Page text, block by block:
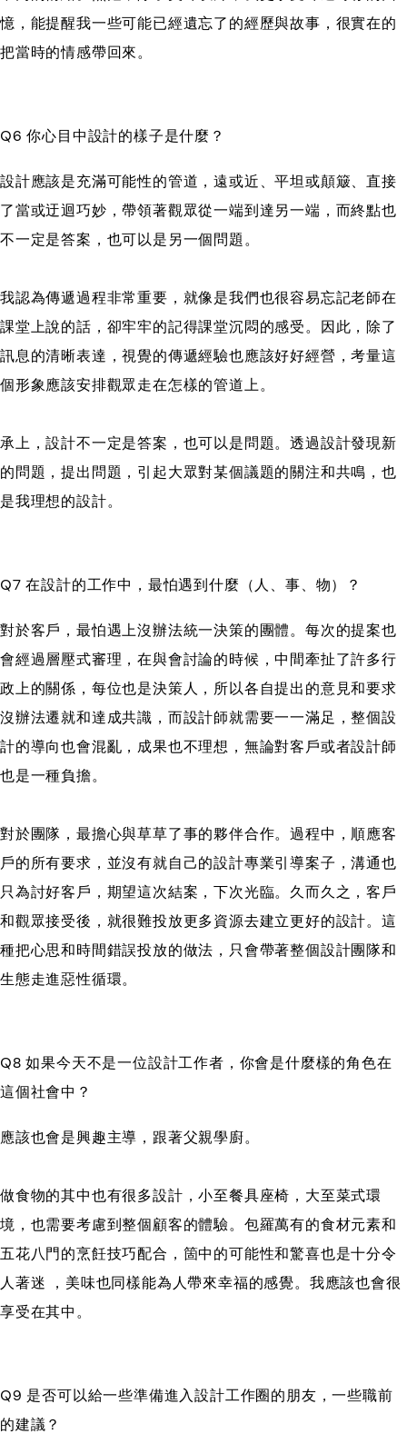
憶，能提醒我一些可能已經遺忘了的經歷與故事，很實在的
把當時的情感帶回來。
Q6 你心目中設計的樣子是什麼？
設計應該是充滿可能性的管道，遠或近、平坦或顛簸、直接
了當或迂迴巧妙，帶領著觀眾從一端到達另一端，而終點也
不一定是答案，也可以是另一個問題。
我認為傳遞過程非常重要，就像是我們也很容易忘記老師在
課堂上說的話，卻牢牢的記得課堂沉悶的感受。因此，除了
訊息的清晰表達，視覺的傳遞經驗也應該好好經營，考量這
個形象應該安排觀眾走在怎樣的管道上。
承上，設計不一定是答案，也可以是問題。透過設計發現新
的問題，提出問題，引起大眾對某個議題的關注和共鳴，也
是我理想的設計。
Q7 在設計的工作中，最怕遇到什麼（人、事、物）？
對於客戶，最怕遇上沒辦法統一決策的團體。每次的提案也
會經過層壓式審理，在與會討論的時候，中間牽扯了許多行
政上的關係，每位也是決策人，所以各自提出的意見和要求
沒辦法遷就和達成共識，而設計師就需要一一滿足，整個設
計的導向也會混亂，成果也不理想，無論對客戶或者設計師
也是一種負擔。
對於團隊，最擔心與草草了事的夥伴合作。過程中，順應客
戶的所有要求，並沒有就自己的設計專業引導案子，溝通也
只為討好客戶，期望這次結案，下次光臨。久而久之，客戶
和觀眾接受後，就很難投放更多資源去建立更好的設計。這
種把心思和時間錯誤投放的做法，只會帶著整個設計團隊和
生態走進惡性循環。
Q8 如果今天不是一位設計工作者，你會是什麼樣的角色在
這個社會中？
應該也會是興趣主導，跟著父親學廚。
做食物的其中也有很多設計，小至餐具座椅，大至菜式環
境，也需要考慮到整個顧客的體驗。包羅萬有的食材元素和
五花八門的烹飪技巧配合，箇中的可能性和驚喜也是十分令
人著迷 ，美味也同樣能為人帶來幸福的感覺。我應該也會很
享受在其中。
Q9 是否可以給一些準備進入設計工作圈的朋友，一些職前
的建議？